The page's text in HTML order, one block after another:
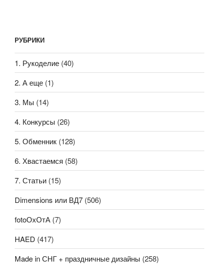
РУБРИКИ
1. Рукоделие (40)
2. А еще (1)
3. Мы (14)
4. Конкурсы (26)
5. Обменник (128)
6. Хвастаемся (58)
7. Статьи (15)
Dimensions или ВД7 (506)
fotoОхОтА (7)
HAED (417)
Made in СНГ + праздничные дизайны (258)